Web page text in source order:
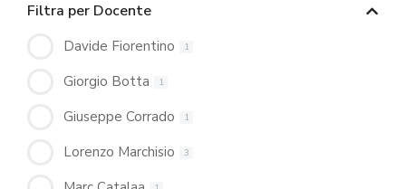
Filtra per Docente
Davide Fiorentino 1
Giorgio Botta 1
Giuseppe Corrado 1
Lorenzo Marchisio 3